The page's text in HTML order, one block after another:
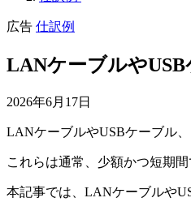
広告 仕訳例
LANケーブルや
2026年6月17日
LANケーブルやUSBケーブル
これらは通常、少額かつ短期
本記事では、LANケーブルや